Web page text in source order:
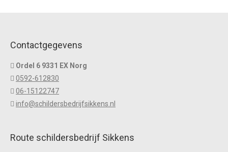
Contactgegevens
Ordel 6 9331 EX Norg
0592-612830
06-15122747
info@schildersbedrijfsikkens.nl
Route schildersbedrijf Sikkens